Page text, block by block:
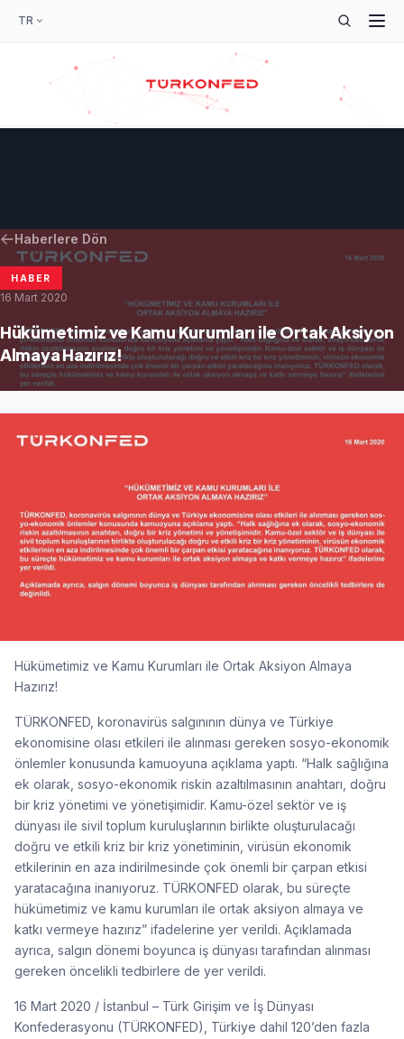
TR
Haberlere Dön
HABER
16 Mart 2020
Hükümetimiz ve Kamu Kurumları ile Ortak Aksiyon
Almaya Hazırız!
Hükümetimiz ve Kamu Kurumları ile Ortak Aksiyon Almaya
Hazırız!
TÜRKONFED, koronavirüs salgınının dünya ve Türkiye
ekonomisine olası etkileri ile alınması gereken sosyo-ekonomik
önlemler konusunda kamuoyuna açıklama yaptı. “Halk sağlığına
ek olarak, sosyo-ekonomik riskin azaltılmasının anahtarı, doğru
bir kriz yönetimi ve yönetişimidir. Kamu-özel sektör ve iş
dünyası ile sivil toplum kuruluşlarının birlikte oluşturulacağı
doğru ve etkili kriz bir kriz yönetiminin, virüsün ekonomik
etkilerinin en aza indirilmesinde çok önemli bir çarpan etkisi
yaratacağına inanıyoruz. TÜRKONFED olarak, bu süreçte
hükümetimiz ve kamu kurumları ile ortak aksiyon almaya ve
katkı vermeye hazırız” ifadelerine yer verildi. Açıklamada
ayrıca, salgın dönemi boyunca iş dünyası tarafından alınması
gereken öncelikli tedbirlere de yer verildi.
16 Mart 2020 / İstanbul – Türk Girişim ve İş Dünyası
Konfederasyonu (TÜRKONFED), Türkiye dahil 120’den fazla